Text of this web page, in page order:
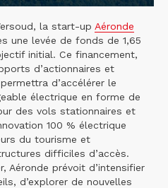
la start-up Aéronde
une levée de fonds de 1,65
initial. Ce financement,
d’actionnaires et
d’accélérer le
électrique en forme de
des vols stationnaires et
100 % électrique
du tourisme et
difficiles d’accès.
Aéronde prévoit d’intensifier
d’explorer de nouvelles